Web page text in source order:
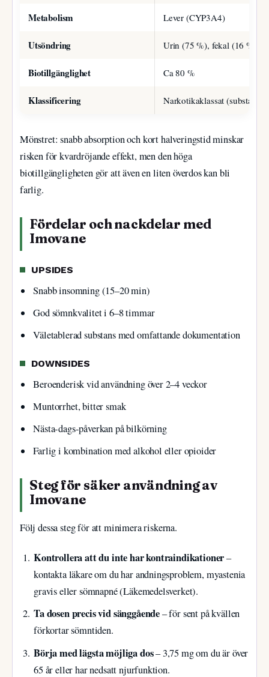
Metabolism Lever (CYP3A4)
Utsöndring Urin (75 %), fekal (16 %)
Biotillgänglighet Ca 80 %
Klassificering Narkotikaklassat (substans
Mönstret: snabb absorption och kort halveringstid minskar
risken för kvardröjande effekt, men den höga
biotillgängligheten gör att även en liten överdos kan bli
farlig.
Fördelar och nackdelar med
Imovane
UPSIDES
Snabb insomning (15–20 min)
God sömnkvalitet i 6–8 timmar
Väletablerad substans med omfattande dokumentation
DOWNSIDES
Beroenderisk vid användning över 2–4 veckor
Muntorrhet, bitter smak
Nästa-dags-påverkan på bilkörning
Farlig i kombination med alkohol eller opioider
Steg för säker användning av
Imovane
Följ dessa steg för att minimera riskerna.
Kontrollera att du inte har kontraindikationer–
kontakta läkare om du har andningsproblem, myastenia
gravis eller sömnapné (Läkemedelsverket).
Ta dosen precis vid sänggående– för sent på kvällen
förkortar sömntiden.
Börja med lägsta möjliga dos– 3,75 mg om du är över
65 år eller har nedsatt njurfunktion.